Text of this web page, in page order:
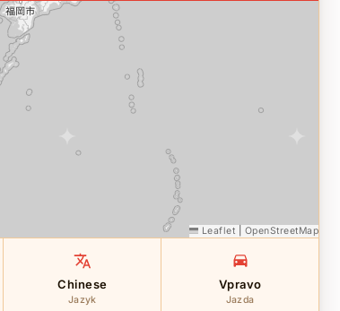
Leaflet OpenStreetMap
Chinese
Jazyk
Vpravo
Jazda